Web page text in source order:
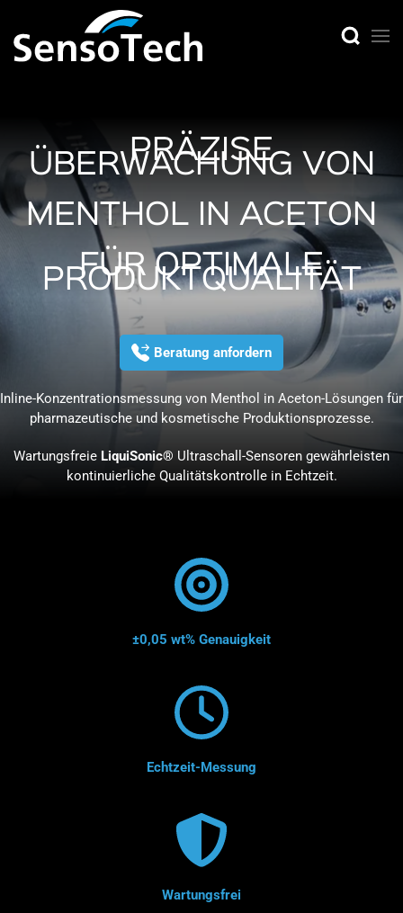
PRÄZISE
ÜBERWACHUNG VON
MENTHOL IN ACETON
FÜR OPTIMALE
PRODUKTQUALITÄT
Beratung anfordern
Inline-Konzentrationsmessung von Menthol in Aceton-Lösungen für
pharmazeutische und kosmetische Produktionsprozesse.
Wartungsfreie LiquiSonic® Ultraschall-Sensoren gewährleisten
kontinuierliche Qualitätskontrolle in Echtzeit.
±0,05 wt% Genauigkeit
Echtzeit-Messung
Wartungsfrei